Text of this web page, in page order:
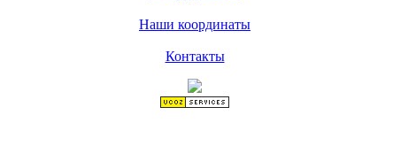
Наши координаты
Контакты